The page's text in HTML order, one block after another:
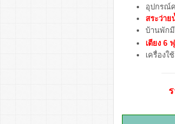
อุปกรณ์
สระว่าย
บ้านพัก
เตียง 6
เครื่อง